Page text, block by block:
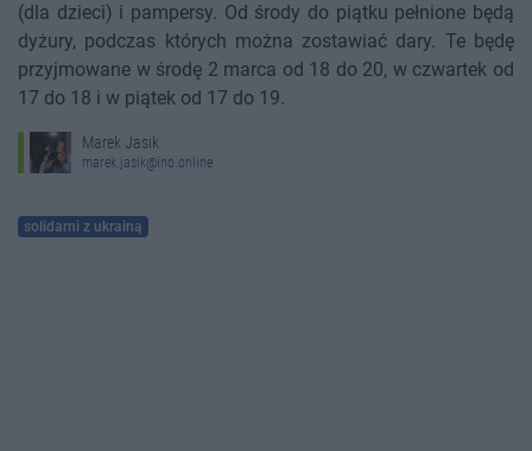
(dla dzieci) i pampersy. Od środy do piątku pełnione będą
dyżury, podczas których można zostawiać dary. Te będę
przyjmowane w środę 2 marca od 18 do 20, w czwartek od
17 do 18 i w piątek od 17 do 19.
Marek Jasik
marek.jasik@ino.online
solidarni z ukrainą